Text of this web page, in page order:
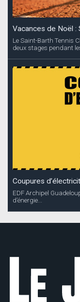
Vacances de Noël :
Le Saint-Barth Tennis
deux stages pendant
Coupures
EDF Archipel
d’énergie...